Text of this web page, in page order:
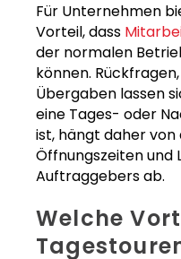
Für Unternehmen
Vorteil, dass
der normalen
können.
Übergaben lassen
eine Tages- oder
ist, hängt daher
Öffnungszeiten und
Auftraggebers ab.
Welche